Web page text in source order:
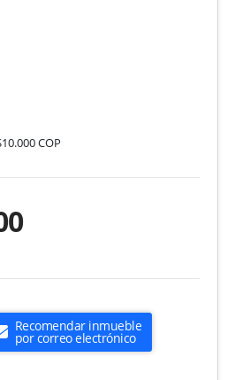
COP
Recomendar inmueble
por correo electrónico